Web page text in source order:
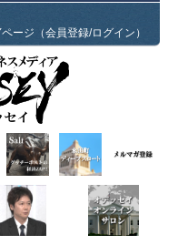
ページ（会員登録/ログイン）